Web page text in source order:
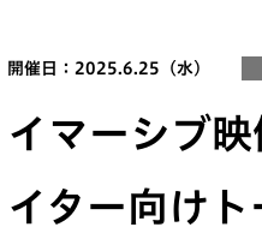
開催日：2025.6.25（水）
イマーシブ
イター向けト